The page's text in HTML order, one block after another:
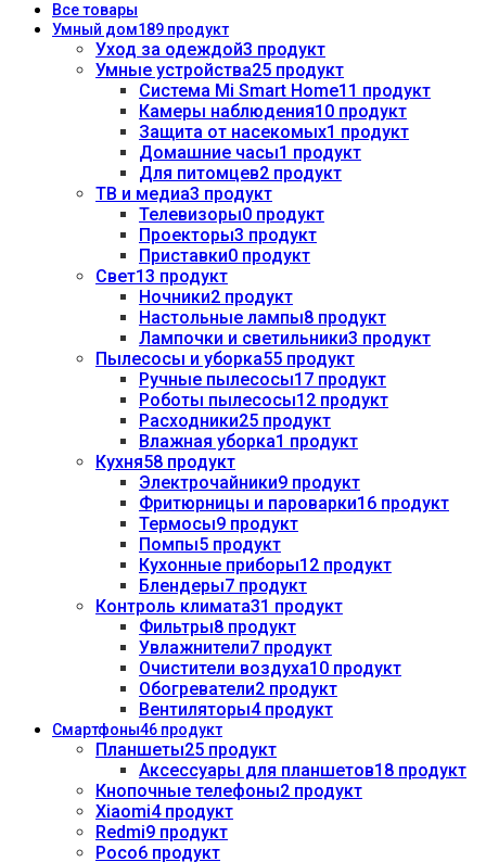
Всетовары
Умный дом189 продукт
Уход за одеждой3 продукт
Умные устройства25 продукт
Система Mi Smart Home11 продукт
Камеры наблюдения10 продукт
Защита от насекомых1 продукт
Домашние часы1 продукт
Для питомцев2 продукт
ТВ и медиа3 продукт
Телевизоры0 продукт
Проекторы3 продукт
Приставки0 продукт
Свет13 продукт
Ночники2 продукт
Настольные лампы8 продукт
Лампочки и светильники3 продукт
Пылесосы и уборка55 продукт
Ручные пылесосы17 продукт
Роботы пылесосы12 продукт
Расходники25 продукт
Влажная уборка1 продукт
Кухня58 продукт
Электрочайники9 продукт
Фритюрницы и пароварки16 продукт
Термосы9 продукт
Помпы5 продукт
Кухонные приборы12 продукт
Блендеры7 продукт
Контроль климата31 продукт
Фильтры8 продукт
Увлажнители7 продукт
Очистители воздуха10 продукт
Обогреватели2 продукт
Вентиляторы4 продукт
Смартфоны46 продукт
Планшеты25 продукт
Аксессуары для планшетов18 продукт
Кнопочные телефоны2 продукт
Xiaomi4 продукт
Redmi9 продукт
Poco6 продукт